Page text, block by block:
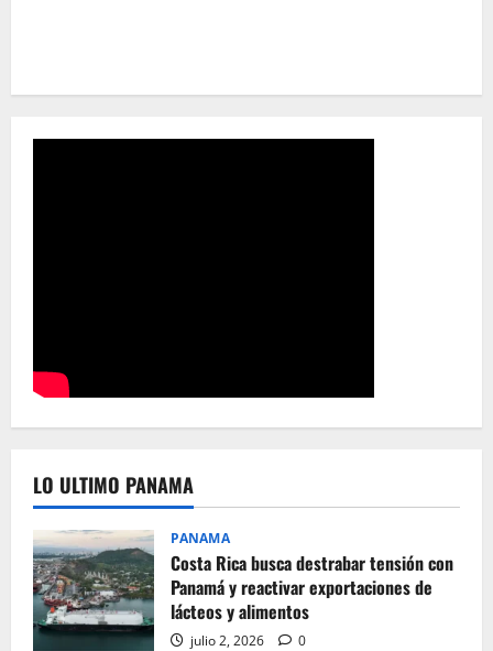
LO ULTIMO PANAMA
PANAMA
Costa Rica busca destrabar tensión con
Panamá y reactivar exportaciones de
lácteos y alimentos
julio 2, 2026 0